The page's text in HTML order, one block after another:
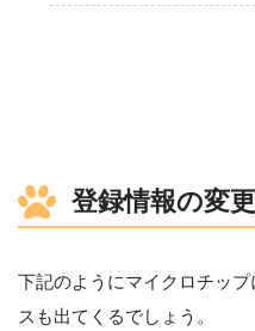
登録情報の変
下記のようにマイクロチッ
スも出てくるでしょう。